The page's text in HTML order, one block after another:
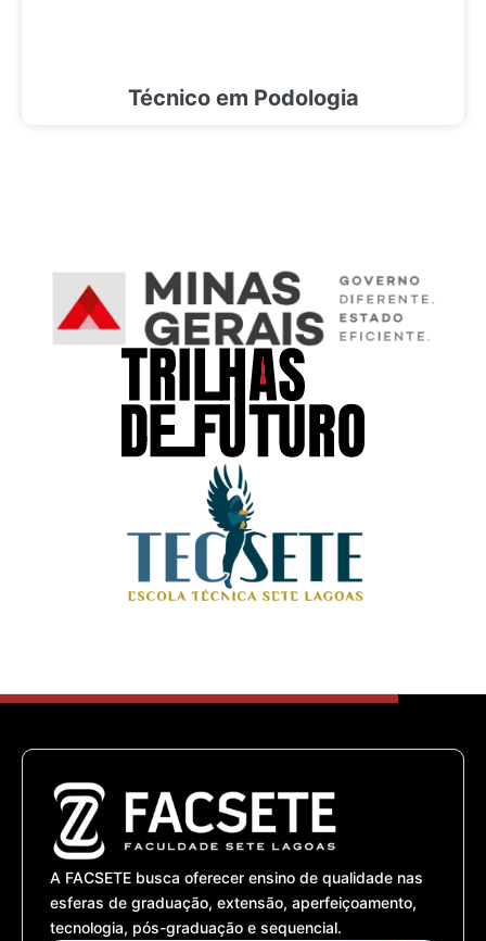
Técnico em Podologia
A FACSETE busca oferecer ensino de qualidade nas
esferas de graduação, extensão, aperfeiçoamento,
tecnologia, pós-graduação e sequencial.